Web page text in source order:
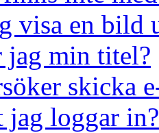
visa en bild
jag min titel?
skicka
jag loggar in?